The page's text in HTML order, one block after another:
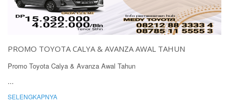
PROMO TOYOTA CALYA & AVANZA AWAL TAHUN
Promo Toyota Calya & Avanza Awal Tahun
...
SELENGKAPNYA